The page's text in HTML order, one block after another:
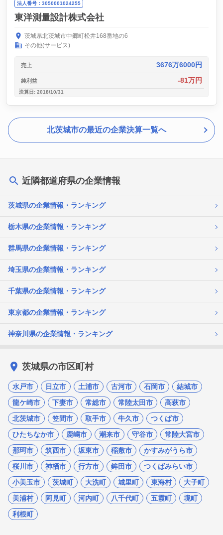
法人番号：3050001024255
東洋測量設計株式会社
茨城県北茨城市中郷町松井168番地の6
その他(サービス)
売上 3676万6000円
純利益 -81万円
決算日: 2018/10/31
北茨城市の最近の企業決算一覧へ
近隣都道府県の企業情報
茨城県の企業情報・ランキング
栃木県の企業情報・ランキング
群馬県の企業情報・ランキング
埼玉県の企業情報・ランキング
千葉県の企業情報・ランキング
東京都の企業情報・ランキング
神奈川県の企業情報・ランキング
茨城県の市区町村
水戸市 日立市 土浦市 古河市 石岡市
結城市
龍ケ崎市
下妻市 常総市 常陸太田市
高萩市
北茨城市
笠間市 取手市 牛久市
つくば市
ひたちなか市
鹿嶋市 潮来市 守谷市
常陸大宮市
那珂市
筑西市 坂東市 稲敷市
かすみがうら市
桜川市
神栖市 行方市 鉾田市
つくばみらい市
小美玉市
茨城町 大洗町 城里町 東海村
大子町
美浦村
阿見町 河内町 八千代町 五霞町
境町
利根町